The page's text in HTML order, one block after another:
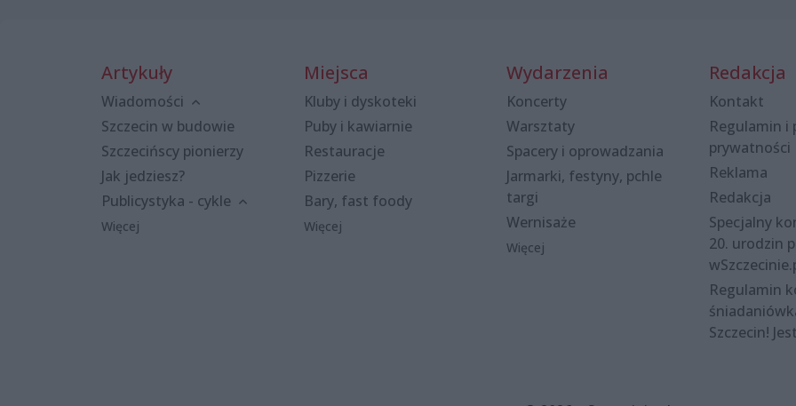
Artykuły
Wiadomości
Szczecin w budowie
Szczecińscy pionierzy
Jak jedziesz?
Publicystyka - cykle
Więcej
Miejsca
Kluby i dyskoteki
Puby i kawiarnie
Restauracje
Pizzerie
Bary, fast foody
Więcej
Wydarzenia
Koncerty
Warsztaty
Spacery i oprowadzania
Jarmarki, festyny, pchle
targi
Wernisaże
Więcej
Redakcja
Kontakt
Regulamin i
prywatności
Reklama
Redakcja
Specjalny
20. urodzin
Regulamin
Szczecin!